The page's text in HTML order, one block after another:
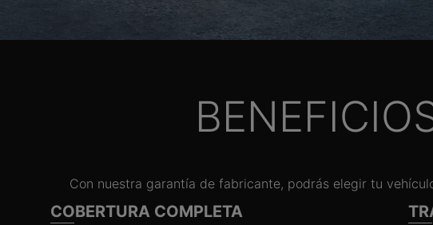
Con nuestra garantía de fabricante, podrás elegir tu
COBERTURA COMPLETA